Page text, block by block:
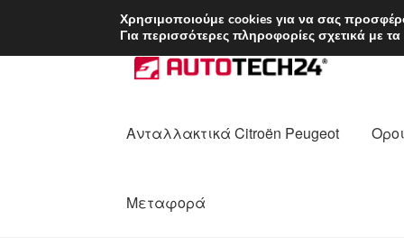
ΑΠΟΣΤΟΛΗ από 7
Απευθείας
μετάβαση
πλοήγηση
Μετάβαση
σε
Ανταλλακτικά Citroën Peugeot
Μεταφορά
Χρησιμοποιούμε cookies για να σας
Για περισσότερες πληροφορίες σχετικά με